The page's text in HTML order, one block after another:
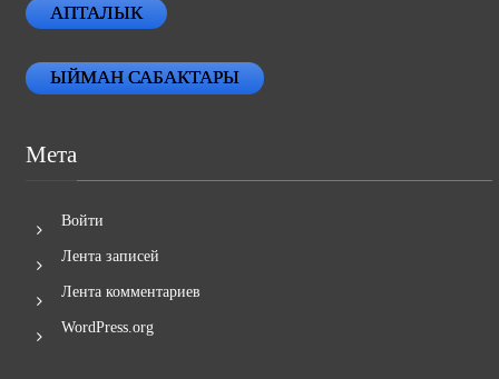
АПТАЛЫК
ЫЙМАН САБАКТАРЫ
Мета
Войти
Лента записей
Лента комментариев
WordPress.org